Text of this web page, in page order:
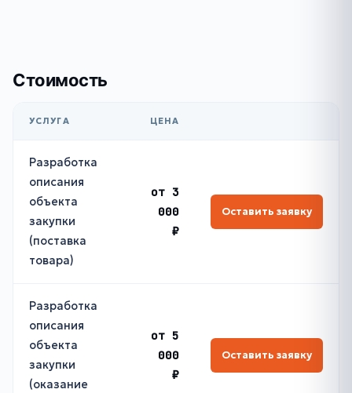
Стоимость
УСЛУГА ЦЕНА
Разработка
описания
объекта
закупки
(поставка
товара)
от 3
000
₽
Оставить заявку
Разработка
описания
объекта
закупки
(оказание
от 5
000
₽
Оставить заявку